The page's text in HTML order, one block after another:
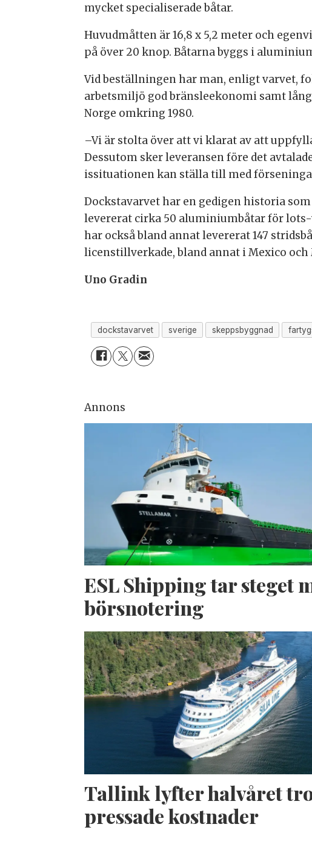
mycket specialiserade båtar.
Huvudmåtten är 16,8 x 5,2 meter och
på över 20 knop. Båtarna byggs i
Vid beställningen har man, enligt varvet,
arbetsmiljö god bränsleekonomi samt
Norge omkring 1980.
–Vi är stolta över att vi klarat av att
Dessutom sker leveransen före det
issituationen kan ställa till med
Dockstavarvet har en gedigen historia
levererat cirka 50 aluminiumbåtar för
har också bland annat levererat 147
licenstillverkade, bland annat i Mexico och
Uno Gradin
dockstavarvet sverige skeppsbyggnad
Annons
ESL Shipping tar steget
börsnotering
Tallink lyfter halvåret
pressade kostnader